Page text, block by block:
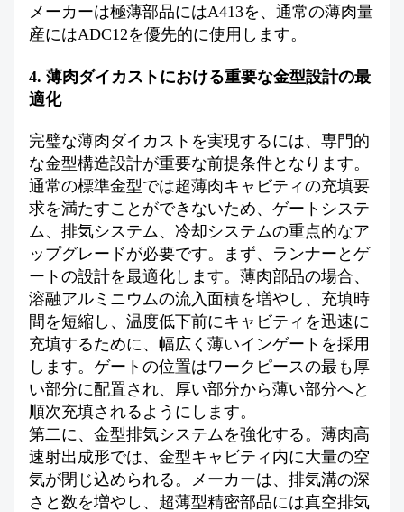
メーカーは極薄部品にはA413を、通常の薄肉量
産にはADC12を優先的に使用します。
4. 薄肉ダイカストにおける重要な金型設計の最
適化
完璧な薄肉ダイカストを実現するには、専門的
な金型構造設計が重要な前提条件となります。
通常の標準金型では超薄肉キャビティの充填要
求を満たすことができないため、ゲートシステ
ム、排気システム、冷却システムの重点的なア
ップグレードが必要です。まず、ランナーとゲ
ートの設計を最適化します。薄肉部品の場合、
溶融アルミニウムの流入面積を増やし、充填時
間を短縮し、温度低下前にキャビティを迅速に
充填するために、幅広く薄いインゲートを採用
します。ゲートの位置はワークピースの最も厚
い部分に配置され、厚い部分から薄い部分へと
順次充填されるようにします。
第二に、金型排気システムを強化する。薄肉高
速射出成形では、金型キャビティ内に大量の空
気が閉じ込められる。メーカーは、排気溝の深
さと数を増やし、超薄型精密部品には真空排気